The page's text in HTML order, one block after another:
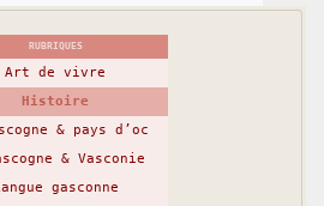
RUBRIQUES
Art de vivre
Histoire
& pays d’oc
& Vasconie
gasconne